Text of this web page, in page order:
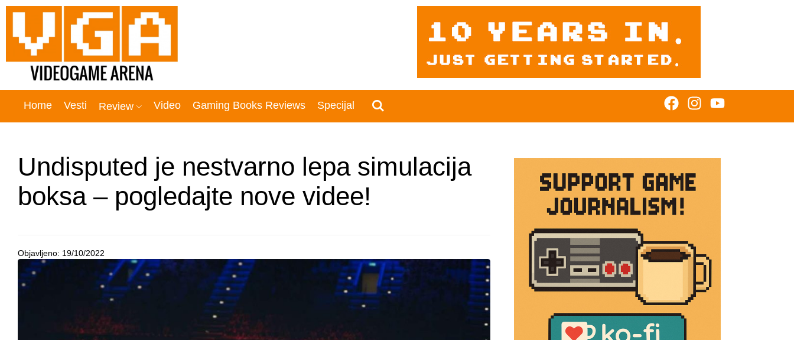
Home Vesti Review Video Gaming Books Reviews Specijal
Undisputed je nestvarno lepa simulacija
boksa – pogledajte nove videe!
Objavljeno: 19/10/2022